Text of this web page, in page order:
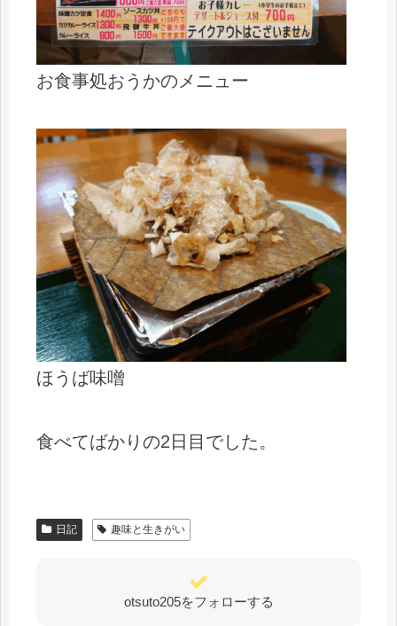
お食事処おうかのメニュー
ほうば味噌
食べてばかりの2日目でした。
日記 趣味と生きがい
otsuto205をフォローする